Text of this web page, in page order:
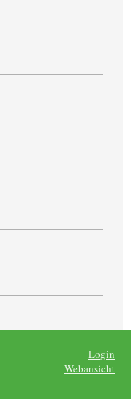
Login
Webansicht